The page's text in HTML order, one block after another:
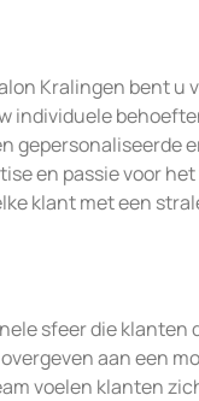
Kralingen bent u
individuele
gepersonaliseerde
en passie voor het
klant met een
sfeer die klanten
aan een
voelen klanten